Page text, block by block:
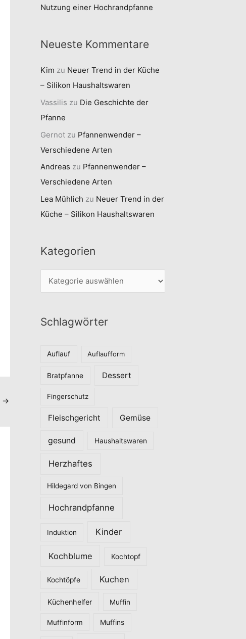
→
Nutzung einer Hochrandpfanne
Neueste Kommentare
Kim zu Neuer Trend in der Küche
– Silikon Haushaltswaren
Vassilis zu Die Geschichte der
Pfanne
Gernotzu Pfannenwender –
Verschiedene Arten
Andreas zu Pfannenwender –
Verschiedene Arten
Lea Mühlich zu Neuer Trend in der
Küche – Silikon Haushaltswaren
Kategorien
a
e
Schlagwörter
Auflauf Auflaufform
Bratpfanne Dessert
Fingerschutz
Fleischgericht Gemüse
gesund Haushaltswaren
Herzhaftes
Hildegard von Bingen
Hochrandpfanne
Induktion Kinder
Kochblume Kochtopf
Kochtöpfe Kuchen
Küchenhelfer Muffin
Muffinform Muffins